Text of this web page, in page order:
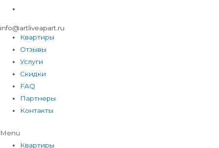
info@artliveapart.ru
Квартиры
Отзывы
Услуги
Скидки
FAQ
Партнеры
Контакты
Menu
Квартиры